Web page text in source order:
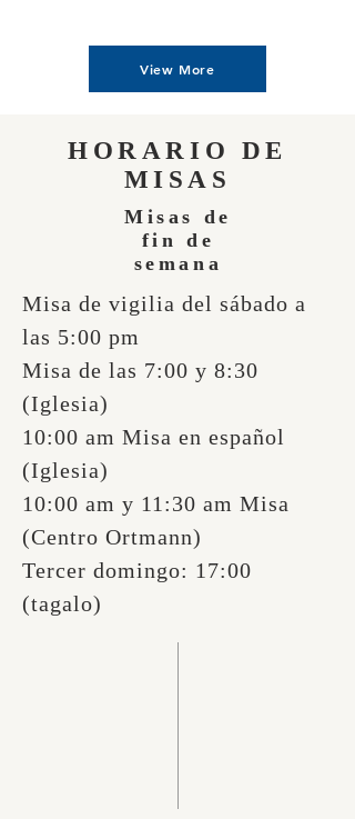
View More
HORARIO DE
MISAS
Misas de
fin de
semana
Misa de vigilia del sábado a
las 5:00 pm
Misa de las 7:00 y 8:30
(Iglesia)
10:00 am Misa en español
(Iglesia)
10:00 am y 11:30 am Misa
(Centro Ortmann)
Tercer domingo: 17:00
(tagalo)